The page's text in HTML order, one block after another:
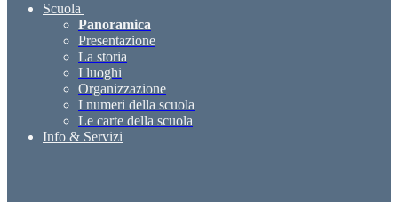
Scuola
Panoramica
Presentazione
La storia
I luoghi
Organizzazione
I numeri della scuola
Le carte della scuola
Info & Servizi